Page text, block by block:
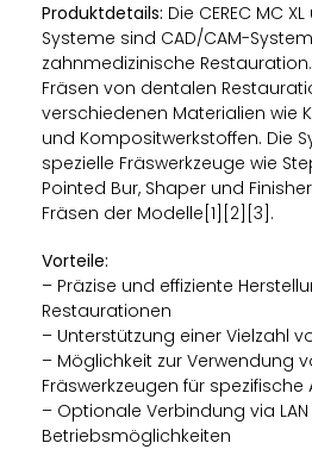
Produktdetails: Die CEREC MC
Systeme sind CAD/CAM-
zahnmedizinische
Fräsen von dentalen
verschiedenen Materialien wie
und Kompositwerkstoffen. Die
spezielle Fräswerkzeuge wie
Pointed Bur, Shaper und
Fräsen der Modelle[1][2][3].
Vorteile:
– Präzise und effiziente
Restaurationen
– Unterstützung einer Vielzahl
– Möglichkeit zur Verwendung
Fräswerkzeugen für spezifische
– Optionale Verbindung via LAN
Betriebsmöglichkeiten